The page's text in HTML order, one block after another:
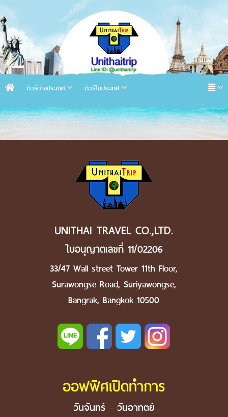
ทัวร์ต่างประเทศ ทัวร์ในประเทศ
UNITHAI TRAVEL CO.,LTD.
ใบอนุญาตเลขที่ 11/02206
33/47 Wall street Tower 11th Floor,
Surawongse Road, Suriyawongse,
Bangrak, Bangkok 10500
ออฟฟิศเปิดทำการ
วันจันทร์ - วันอาทิตย์